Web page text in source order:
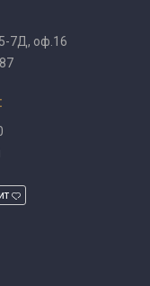
7Д, оф.16